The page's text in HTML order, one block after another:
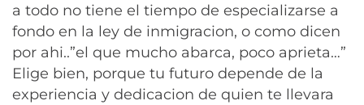
a todo no tiene el tiempo de especializarse a
fondo en la ley de inmigracion, o como dicen
por ahi..”el que mucho abarca, poco aprieta…”
Elige bien, porque tu futuro depende de la
experiencia y dedicacion de quien te llevara